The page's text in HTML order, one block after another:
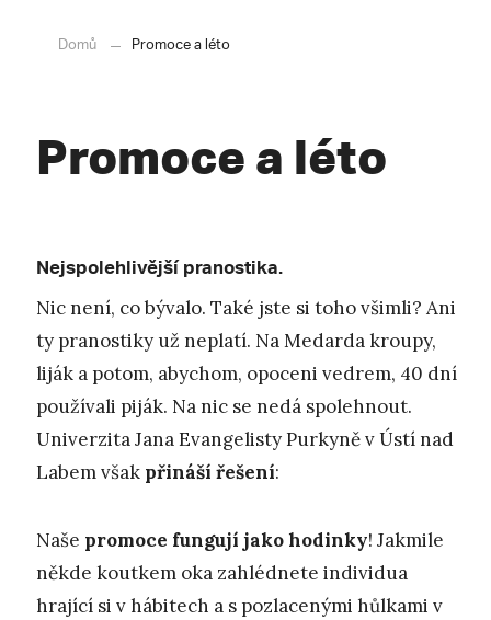
Domů Promoce a léto
Promoce a léto
Nejspolehlivější pranostika.
Nic není, co bývalo. Také jste si toho všimli? Ani
ty pranostiky už neplatí. Na Medarda kroupy,
liják a potom, abychom, opoceni vedrem, 40 dní
používali piják. Na nic se nedá spolehnout.
Univerzita Jana Evangelisty Purkyně v Ústí nad
Labem však přináší řešení:
Naše promoce fungují jako hodinky! Jakmile
někde koutkem oka zahlédnete individua
hrající si v hábitech a s pozlacenými hůlkami v